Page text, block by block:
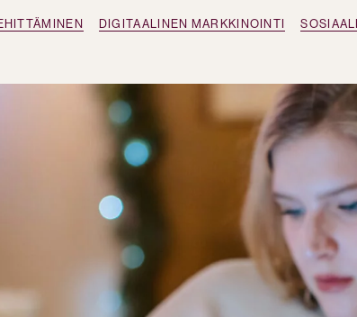
DIGITAALINEN MARKKINOINTI